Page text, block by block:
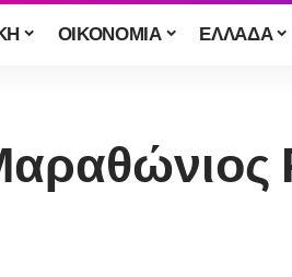
ΟΙΚΟΝΟΜΙΑ ΕΛΛΑΔΑ